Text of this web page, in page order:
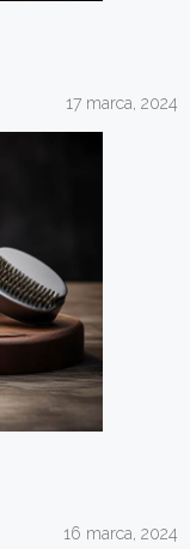
17 marca, 2024
16 marca, 2024